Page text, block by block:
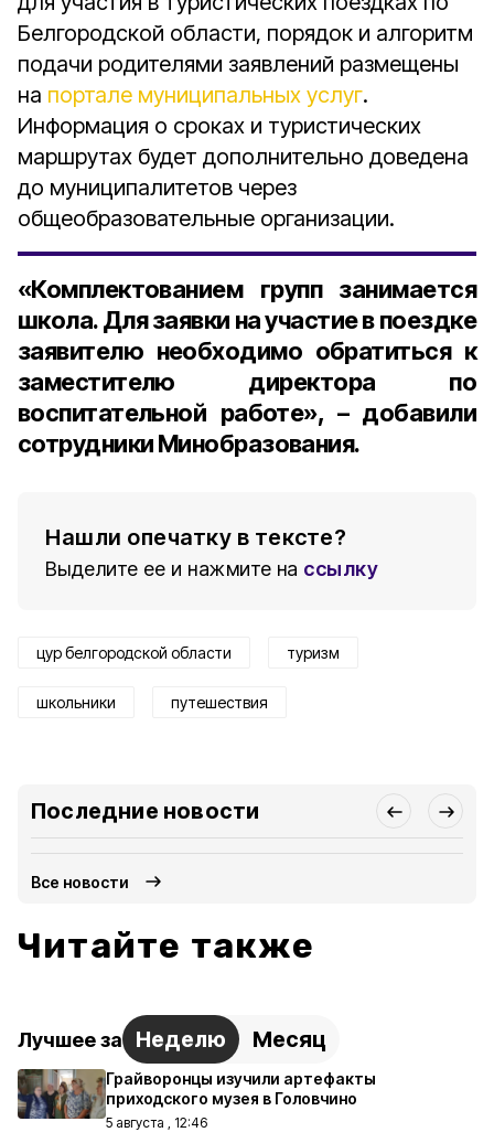
Белгородской области, порядок и алгоритм
подачи родителями заявлений размещены
на портале муниципальных услуг.
Информация о сроках и туристических
маршрутах будет дополнительно доведена
до муниципалитетов через
общеобразовательные организации.
«Комплектованием групп занимается
школа. Для заявки на участие в поездке
заявителю необходимо обратиться к
заместителю директора по
воспитательной работе», – добавили
сотрудники Минобразования.
Нашли опечатку в тексте?
Выделите ее и нажмите на ссылку
цур белгородской области туризм
школьники путешествия
Последние новости
Все новости
Читайте также
Лучшее за Неделю Месяц
Грайворонцы изучили артефакты
приходского музея в Головчино
5 августа , 12:46